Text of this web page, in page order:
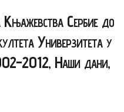
Сербие до
Универзитета у
2012, Наши дани,